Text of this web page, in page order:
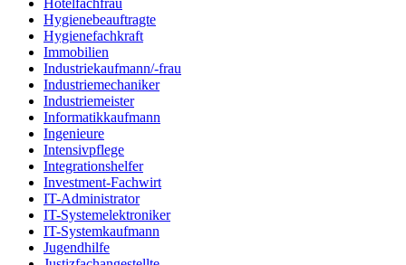
Hotelfachfrau
Hygienebeauftragte
Hygienefachkraft
Immobilien
Industriekaufmann/-frau
Industriemechaniker
Industriemeister
Informatikkaufmann
Ingenieure
Intensivpflege
Integrationshelfer
Investment-Fachwirt
IT-Administrator
IT-Systemelektroniker
IT-Systemkaufmann
Jugendhilfe